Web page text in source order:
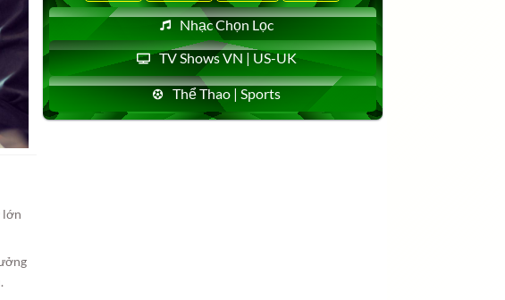
lớn
Nhạc Chọn Lọc
TV Shows VN | US-UK
Thể Thao | Sports